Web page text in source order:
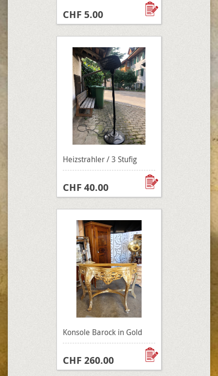
CHF 5.00
Heizstrahler / 3 Stufig
CHF 40.00
Konsole Barock in Gold
CHF 260.00